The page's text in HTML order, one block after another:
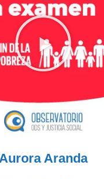
Aurora Aranda